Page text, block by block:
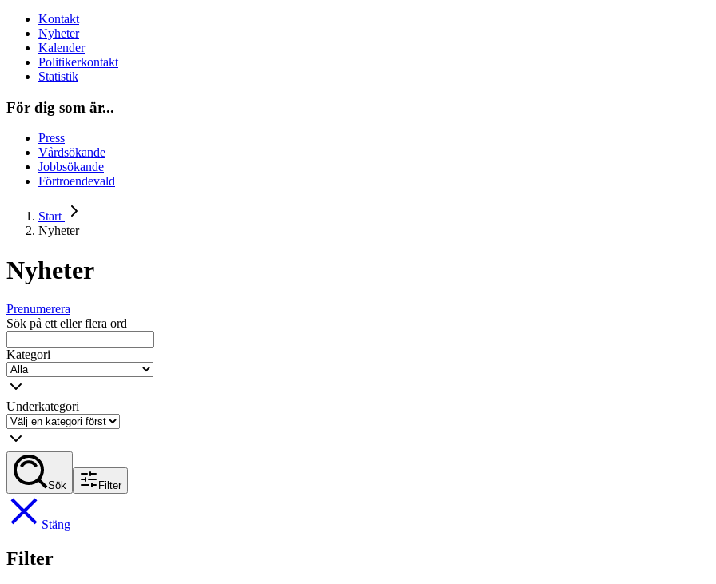
Kontakt
Nyheter
Kalender
Politikerkontakt
Statistik
För dig som är...
Press
Vårdsökande
Jobbsökande
Förtroendevald
Start
Nyheter
Nyheter
Prenumerera
Sök på ett eller flera ord
Kategori
Underkategori
Sök Filter
Stäng
Filter